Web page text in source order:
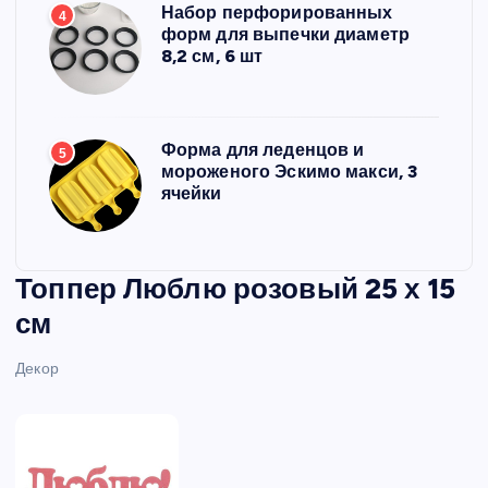
4
Набор перфорированных
форм для выпечки диаметр
8,2 см, 6 шт
5
Форма для леденцов и
мороженого Эскимо макси, 3
ячейки
Топпер Люблю розовый 25 х 15
см
Декор